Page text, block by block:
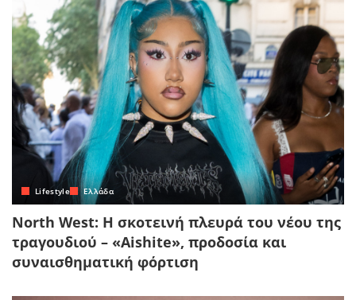
Lifestyle Ελλάδα
North West: Η σκοτεινή πλευρά του νέου της
τραγουδιού – «Aishite», προδοσία και
συναισθηματική φόρτιση